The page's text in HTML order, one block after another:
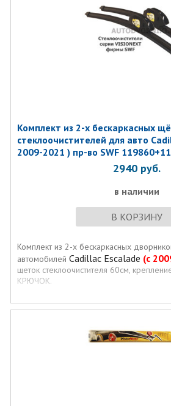
Комплект из 2-х бескаркасных
стеклоочистителей для авто
2009-2021 ) пр-во SWF
2940 руб.
в наличии
В КОРЗИНУ
Комплект из 2-х бескаркасных
автомобилей Cadillac Escalade (с
щеток стеклоочистителя 60см,
КРЮЧОК.